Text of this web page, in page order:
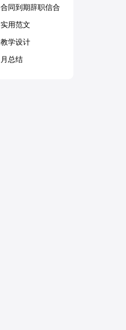
合同到期辞职信合
集15篇
实用范文
教学设计
月总结